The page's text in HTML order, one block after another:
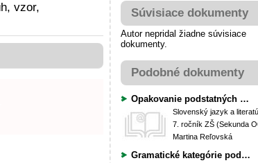
vzor,
Súvisiace dokumenty
Autor nepridal žiadne súvisiace
dokumenty.
Podobné dokumenty
Opakovanie podstatných mien a prídavných mien
Slovenský jazyk a
7. ročník ZŠ (Sekunda
Martina Reľovská
Gramatické kategórie podstatných mien, prídavných mien, slovies